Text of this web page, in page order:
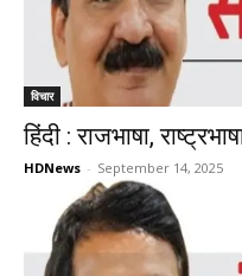
विचार
हिंदी : राजभाषा,
HDNews - September 14, 2025